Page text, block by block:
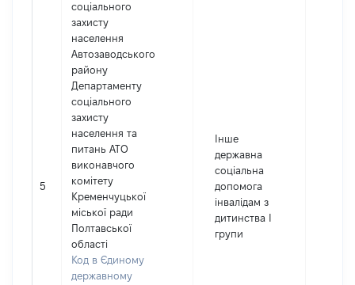
5
соціального
захисту
населення
Автозаводського
району
Департаменту
соціального
захисту
населення та
питань АТО
виконавчого
комітету
Кременчуцької
міської ради
Полтавської
області
Код в Єдиному
державному
Інше
державна
соціальна
допомога
інвалідам з
дитинства І
групи